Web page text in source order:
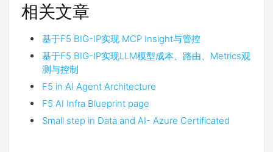
相关文章
基于F5 BIG-IP实现 MCP Insight与管控
基于F5 BIG-IP实现LLM模型成本、路由、Metrics观
测与控制
F5 in AI Agent Architecture
F5 AI Infra Blueprint page
Small step in Data and AI- Azure Certificated